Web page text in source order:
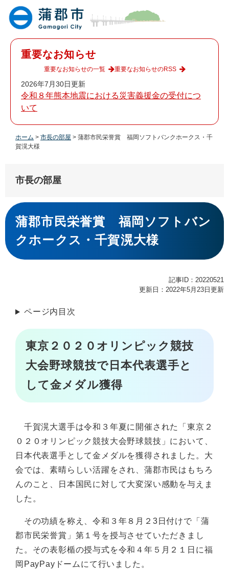
重要なお知らせ
2026年7月30日更新
令和８年熊本地震における災害義援金の受付につ
いて
重要なお知らせの一覧 重要なお知らせのRSS
ホーム > 市長の部屋 > 蒲郡市民栄誉賞 福岡ソフトバンクホークス・千
賀滉大様
市長の部屋
本
文
蒲郡市民栄誉賞 福岡ソフトバン
クホークス・千賀滉大様
記事ID：20220521
更新日：2022年5月23日更新
ページ内目次
東京２０２０オリンピック競技
大会野球競技で日本代表選手と
して金メダル獲得
千賀滉大選手は令和３年夏に開催された「東京２
０２０オリンピック競技大会野球競技」において、
日本代表選手として金メダルを獲得されました。大
会では、素晴らしい活躍をされ、蒲郡市民はもちろ
んのこと、日本国民に対して大変深い感動を与えま
した。
その功績を称え、令和３年８月２3日付けで「蒲
郡市民栄誉賞」第１号を授与させていただきまし
た。その表彰楯の授与式を令和４年５月２１日に福
岡PayPayドームにて行いました。